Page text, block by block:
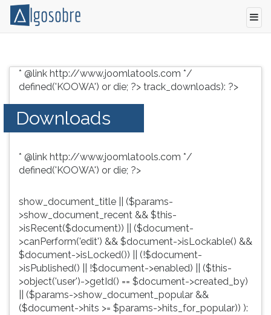
grátis
vestibular,
enem
concursos.
resumos
livros,
biografias,
profissões,
simulados
comentados.
Acessibilidade
TAB
depois
F
para
ouvir
conteúdo
principal
pular
essa
leitura
pressione
depois
* @link http://www.joomlatools.com */
defined('KOOWA') or die; ?> track_downloads): ?>
Downloads
* @link http://www.joomlatools.com */
defined('KOOWA') or die; ?>
show_document_title || ($params-
>show_document_recent && $this-
>isRecent($document)) || ($document-
>canPerform('edit') && $document->isLockable() &&
$document->isLocked()) || (!$document-
>isPublished() || !$document->enabled) || ($this-
>object('user')->getId() == $document->created_by)
|| ($params->show_document_popular &&
($document->hits >= $params->hits_for_popular)) ):